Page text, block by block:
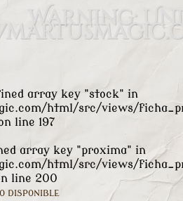
Warning:
array key "stock" in
html/src/views/
line 197
array key "proxima" in
html/src/views/
line 200
DISPONIBLE